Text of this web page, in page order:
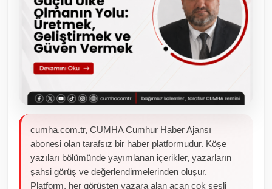
Resmi Reklamlar
cumha.com.tr, CUMHA Cumhur Haber Ajansı
abonesi olan tarafsız bir haber platformudur. Köşe
yazıları bölümünde yayımlanan içerikler, yazarların
şahsi görüş ve değerlendirmelerinden oluşur.
Platform, her görüşten yazara alan açan çok sesli